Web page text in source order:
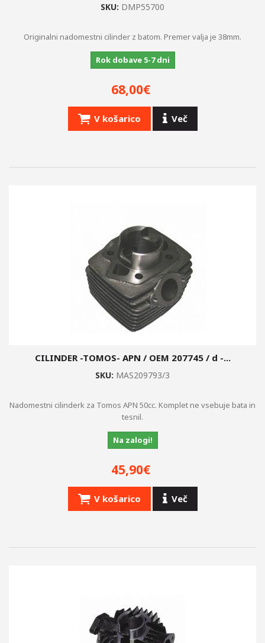
SKU: DMP55700
Originalni nadomestni cilinder z batom. Premer valja je 38mm.
Rok dobave 5-7 dni
68,00€
V košarico Več
CILINDER -TOMOS- APN / OEM 207745 / d -...
SKU: MAS209793/3
Nadomestni cilinderk za Tomos APN 50cc. Komplet ne vsebuje bata in
tesnil.
Na zalogi!
45,90€
V košarico Več